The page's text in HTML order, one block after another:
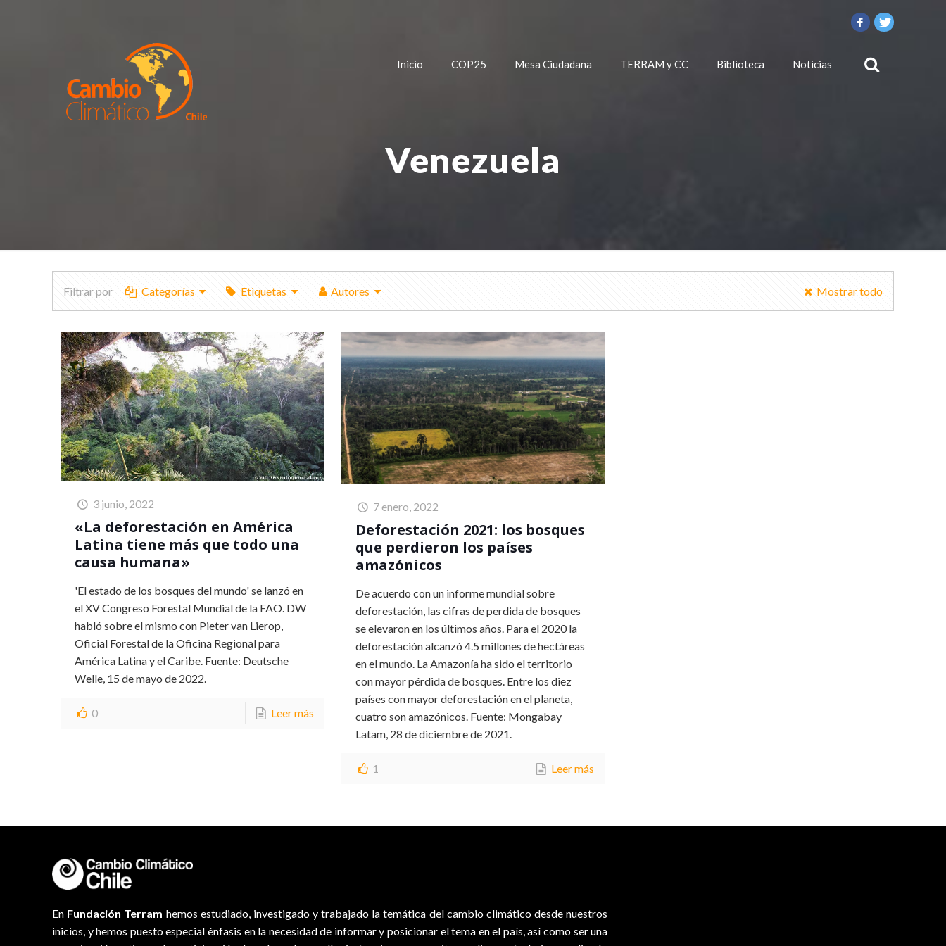
Inicio COP25 Mesa Ciudadana TERRAM y CC Biblioteca Noticias
Venezuela
Filtrar por Categorías Etiquetas Autores Mostrar todo
3 junio, 2022
«La deforestación en América
Latina tiene más que todo una
causa humana»
'El estado de los bosques del mundo' se lanzó en
el XV Congreso Forestal Mundial de la FAO. DW
habló sobre el mismo con Pieter van Lierop,
Oficial Forestal de la Oficina Regional para
América Latina y el Caribe. Fuente: Deutsche
Welle, 15 de mayo de 2022.
0 Leer más
7 enero, 2022
Deforestación 2021: los bosques
que perdieron los países
amazónicos
De acuerdo con un informe mundial sobre
deforestación, las cifras de perdida de bosques
se elevaron en los últimos años. Para el 2020 la
deforestación alcanzó 4.5 millones de hectáreas
en el mundo. La Amazonía ha sido el territorio
con mayor pérdida de bosques. Entre los diez
países con mayor deforestación en el planeta,
cuatro son amazónicos. Fuente: Mongabay
Latam, 28 de diciembre de 2021.
1 Leer más
En Fundación Terram hemos estudiado, investigado y trabajado la temática del cambio climático desde nuestros
inicios, y hemos puesto especial énfasis en la necesidad de informar y posicionar el tema en el país, así como ser una